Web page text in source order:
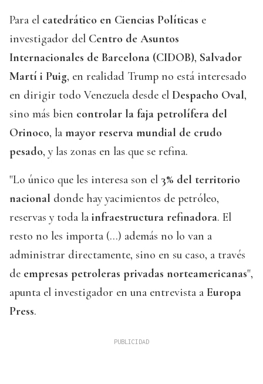
Para el catedrático en Ciencias Políticas e
investigador del Centro de Asuntos
Internacionales de Barcelona (CIDOB), Salvador
Martí i Puig, en realidad Trump no está interesado
en dirigir todo Venezuela desde el Despacho Oval,
sino más bien controlar la faja petrolífera del
Orinoco, la mayor reserva mundial de crudo
pesado, y las zonas en las que se refina.
"Lo único que les interesa son el 3% del territorio
nacional donde hay yacimientos de petróleo,
reservas y toda la infraestructura refinadora. El
resto no les importa (...) además no lo van a
administrar directamente, sino en su caso, a través
de empresas petroleras privadas norteamericanas",
apunta el investigador en una entrevista a Europa
Press.